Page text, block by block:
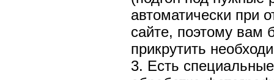
автоматически при
сайте, поэтому вам
прикрутить
3. Есть